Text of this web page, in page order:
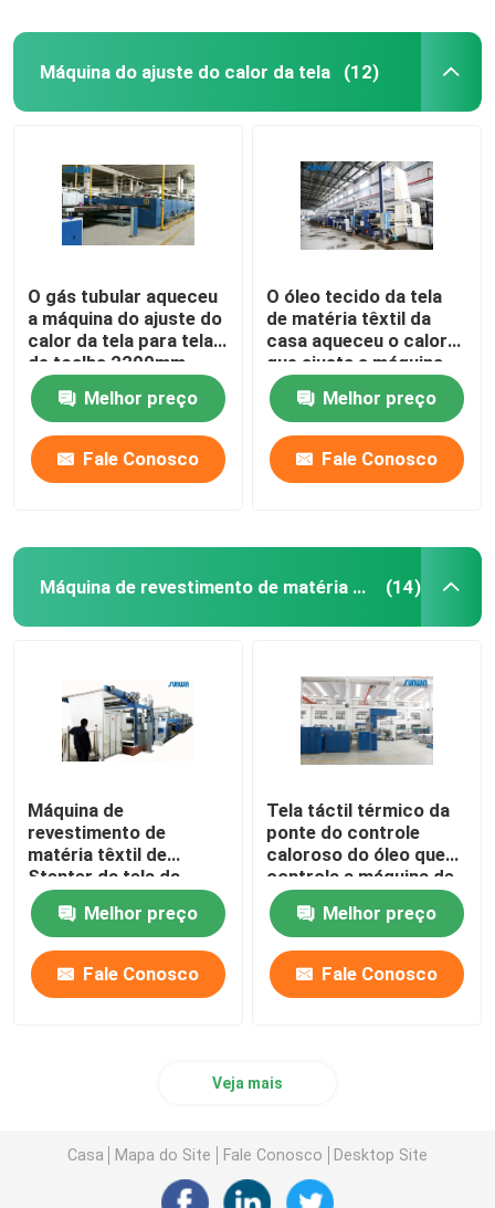
Máquina do ajuste do calor da tela (12)
O gás tubular aqueceu
a máquina do ajuste do
calor da tela para telas
de toalha 2200mm
Melhor preço
Fale Conosco
O óleo tecido da tela
de matéria têxtil da
casa aqueceu o calor
que ajusta a máquina
de terminação de
StenterMelhor preço
Fale Conosco
Máquina de revestimento de matéria têxtil (14)
Máquina de
revestimento de
matéria têxtil de
Stenter da tela da
malha da tela tecida
que tinge-se
terminando 1800mm
Melhor preço
Fale Conosco
Tela táctil térmico da
ponte do controle
caloroso do óleo que
controla a máquina de
terminação de Stenter
Melhor preço
Fale Conosco
Veja mais
Casa Mapa do Site Fale Conosco Desktop Site